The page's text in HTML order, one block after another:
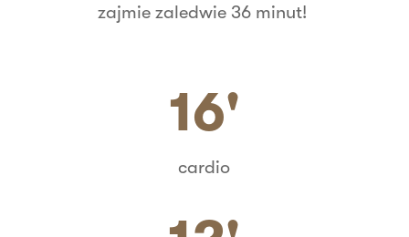
zajmie zaledwie 36 minut!
16'
cardio